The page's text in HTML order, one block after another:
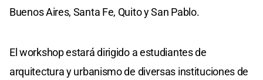
Buenos Aires, Santa Fe, Quito y San Pablo.
El workshop estará dirigido a estudiantes de
arquitectura y urbanismo de diversas instituciones de